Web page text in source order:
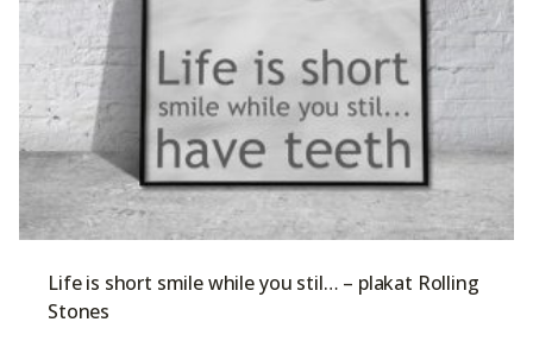
Life is short smile while you stil… – plakat Rolling
Stones